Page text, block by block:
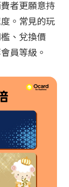
者更願意持
。常見的玩
、兌換價
員等級。